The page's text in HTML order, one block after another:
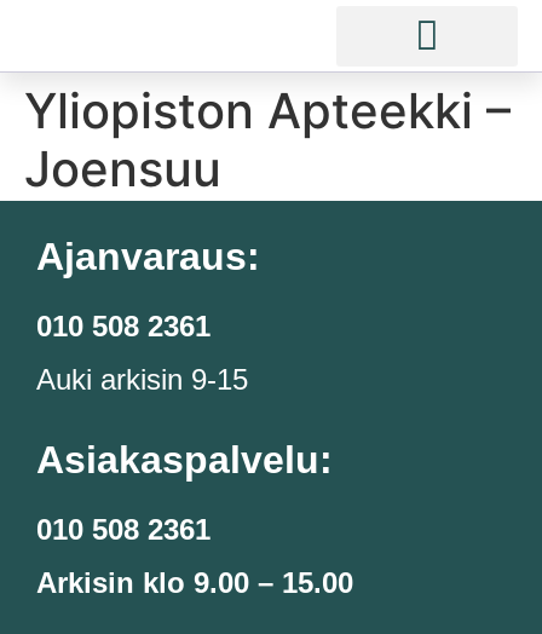
Yliopiston Apteekki –
Joensuu
Ajanvaraus:
010 508 2361
Auki arkisin 9-15
Asiakaspalvelu:
010 508 2361
Arkisin klo 9.00 – 15.00